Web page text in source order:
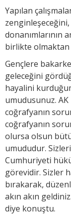
Yapılan
donanımlarının
birlikte
Gençlere
geleceğini
hayalini
umudusunuz. AK
coğrafyanın
coğrafyanın
olursa olsun
umududur.
Cumhuriyeti
görevidir. Sizler
bırakarak,
akın akın
diye konuştu.